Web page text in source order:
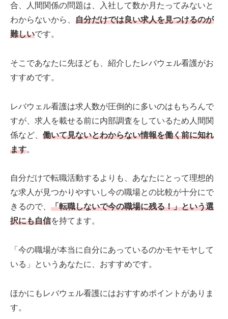
合、人間関係の問題は、入社して数か月たってみないと
わからないから、 自分だけでは良い求人を見つけるのが
難しいです。
そこであなたに先ほども、紹介したレバウェル看護がお
すすめです。
レバウェル看護は求人数が圧倒的に多いのはもちろんで
すが、求人を載せる前に内部調査をしているため人間関
係など、 働いて見ないとわからない情報を働く前に知れ
ます。
自分だけで転職活動するよりも、あなたにとって理想的
な求人が見つかりやすいし今の職場との比較が十分にで
きるので、 「転職しないで今の職場に残る！」という選
択にも自信を持てます。
「今の職場が本当に自分にあっているのかモヤモヤして
いる」というあなたに、おすすめです。
ほかにもレバウェル看護にはおすすめポイントがありま
す。